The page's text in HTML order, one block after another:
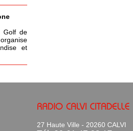
Golf de
et
RADIO CALVI CITADELLE
27 Haute Ville - 20260 CALVI